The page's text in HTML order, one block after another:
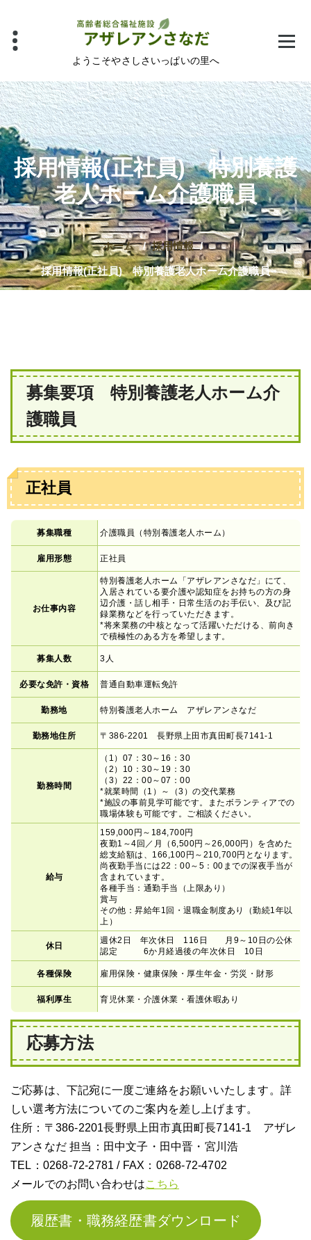
へ
ス
キ
ッ
プ
ようこそやさしさいっぱいの里へ
採用情報(正社員) 特別養護
老人ホーム介護職員
ホーム/採用情報/
採用情報(正社員) 特別養護老人ホーム介護職員
募集要項 特別養護老人ホーム介
護職員
正社員
募集職種 介護職員（特別養護老人ホーム）
雇用形態 正社員
お仕事内容
特別養護老人ホーム「アザレアンさなだ」にて、
入居されている要介護や認知症をお持ちの方の身
辺介護・話し相手・日常生活のお手伝い、及び記
録業務などを行っていただきます。
*将来業務の中核となって活躍いただける、前向き
で積極性のある方を希望します。
募集人数 3人
必要な免許・資格 普通自動車運転免許
勤務地 特別養護老人ホーム アザレアンさなだ
勤務地住所 〒386-2201 長野県上田市真田町長7141-1
勤務時間
（1）07：30～16：30
（2）10：30～19：30
（3）22：00～07：00
*就業時間（1）～（3）の交代業務
*施設の事前見学可能です。またボランティアでの
職場体験も可能です。ご相談ください。
給与
159,000円～184,700円
夜勤1～4回／月（6,500円～26,000円）を含めた
総支給額は、166,100円～210,700円となります。
尚夜勤手当には22：00～5：00までの深夜手当が
含まれています。
各種手当：通勤手当（上限あり）
賞与
その他：昇給年1回・退職金制度あり（勤続1年以
上）
休日
週休2日 年次休日 116日 月9～10日の公休
認定 6か月経過後の年次休日 10日
各種保険 雇用保険・健康保険・厚生年金・労災・財形
福利厚生 育児休業・介護休業・看護休暇あり
応募方法
ご応募は、下記宛に一度ご連絡をお願いいたします。詳
しい選考方法についてのご案内を差し上げます。
住所：〒386-2201長野県上田市真田町長7141-1 アザレ
アンさなだ 担当：田中文子・田中晋・宮川浩
TEL：0268-72-2781 / FAX：0268-72-4702
メールでのお問い合わせはこちら
履歴書・職務経歴書ダウンロード